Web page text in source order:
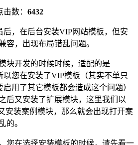
击数： 6432
，在后台安装VIP网站模板，但安
容，出现布局错乱问题。
块开发的时候时候，适配的是
以您在安装了VIP模板（其实不单只
用了其它模板都会造成这个问题）
后又安装了扩展模块，这里我们以
安装案例模块，那么就会出现打开案
的。
您在选择安装模板的时候，请先看一